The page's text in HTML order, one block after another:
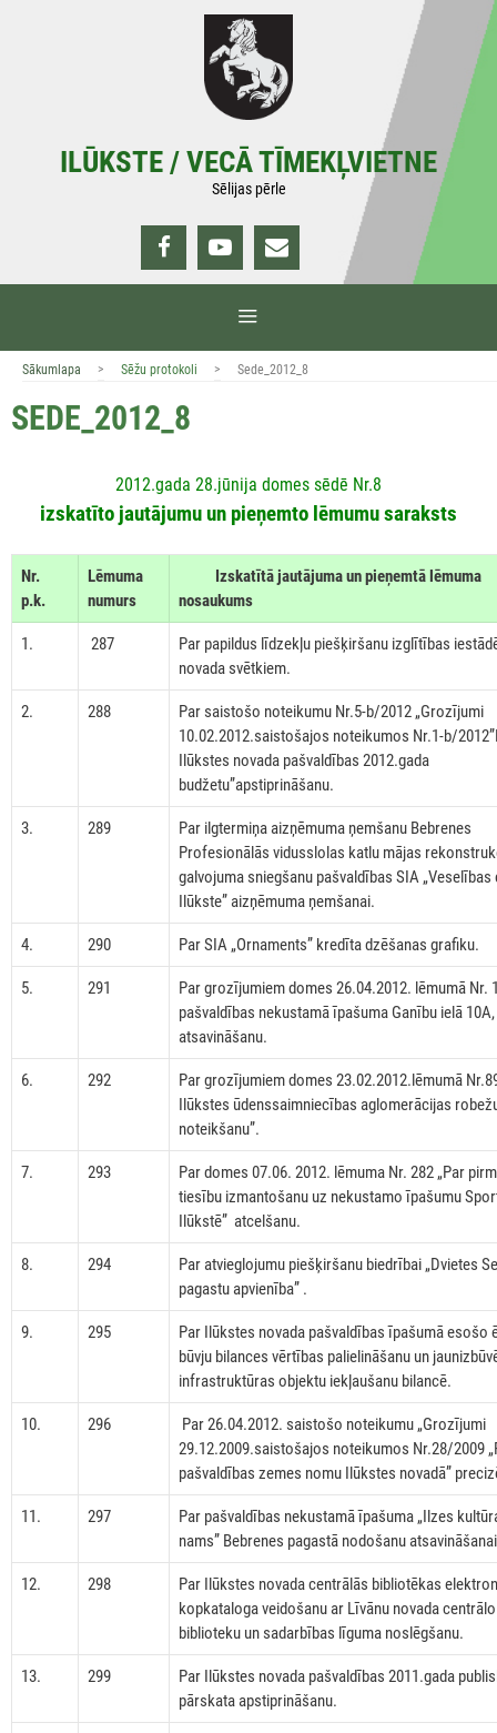
ILŪKSTE / VECĀ TĪMEKĻVIETNE
Sēlijas pērle
Sākumlapa > Sēžu protokoli > Sede_2012_8
SEDE_2012_8
2012.gada 28.jūnija domes sēdē Nr.8
izskatīto jautājumu un pieņemto lēmumu saraksts
Nr.
p.k.
Lēmuma
numurs
Izskatītā jautājuma un pieņemtā lēmuma
nosaukums
1. 287
Par papildus līdzekļu piešķiršanu izglītības
novada svētkiem.
2. 288
Par saistošo noteikumu Nr.5-b/2012 „Grozījumi
10.02.2012.saistošajos noteikumos Nr.1-b/
Ilūkstes novada pašvaldības 2012.gada
budžetu”apstiprināšanu.
3. 289
Par ilgtermiņa aizņēmuma ņemšanu Bebrenes
Profesionālās vidusslolas katlu mājas
galvojuma sniegšanu pašvaldības SIA „Veselības
Ilūkste” aizņēmuma ņemšanai.
4. 290 Par SIA „Ornaments” kredīta dzēšanas grafiku.
5. 291
Par grozījumiem domes 26.04.2012. lēmumā Nr.
pašvaldības nekustamā īpašuma Ganību ielā
atsavināšanu.
6. 292
Par grozījumiem domes 23.02.2012.lēmumā
Ilūkstes ūdenssaimniecības aglomerācijas
noteikšanu”.
7. 293
Par domes 07.06. 2012. lēmuma Nr. 282 „Par
tiesību izmantošanu uz nekustamo īpašumu
Ilūkstē” atcelšanu.
8. 294
Par atvieglojumu piešķiršanu biedrībai „Dvietes
pagastu apvienība” .
9. 295
Par Ilūkstes novada pašvaldības īpašumā esošo
būvju bilances vērtības palielināšanu un
infrastruktūras objektu iekļaušanu bilancē.
10. 296
Par 26.04.2012. saistošo noteikumu „Grozījumi
29.12.2009.saistošajos noteikumos Nr.28/2009
pašvaldības zemes nomu Ilūkstes novadā”
11. 297
Par pašvaldības nekustamā īpašuma „Ilzes
nams” Bebrenes pagastā nodošanu
12. 298
Par Ilūkstes novada centrālās bibliotēkas
kopkataloga veidošanu ar Līvānu novada centrālo
biblioteku un sadarbības līguma noslēgšanu.
13. 299
Par Ilūkstes novada pašvaldības 2011.gada
pārskata apstiprināšanu.